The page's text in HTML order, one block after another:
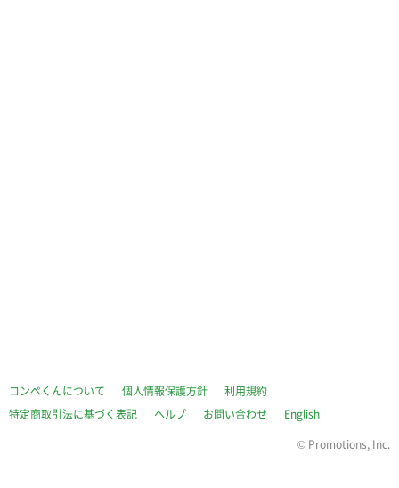
コンペくんについて 個人情報保護方針
利用規約
特定商取引法に基づく表記
ヘルプ お問い合わせ
English
© Promotions, Inc.